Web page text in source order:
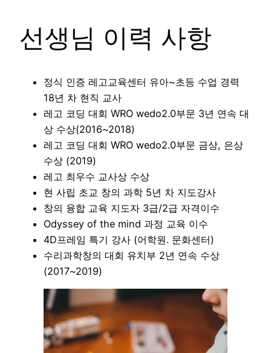
선생님 이력 사항
정식 인증 레고교육센터 유아~초등 수업 경력
18년 차 현직 교사
레고 코딩 대회 WRO wedo2.0부문 3년 연속 대
상 수상(2016~2018)
레고 코딩 대회 WRO wedo2.0부문 금상, 은상
수상 (2019)
레고 최우수 교사상 수상
현 사립 초교 창의 과학 5년 차 지도강사
창의 융합 교육 지도자 3급/2급 자격이수
Odyssey of the mind 과정 교육 이수
4D프레임 특기 강사 (어학원. 문화센터)
수리과학창의 대회 유치부 2년 연속 수상
(2017~2019)